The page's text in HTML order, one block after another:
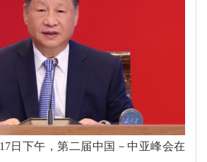
日下午，第二届中国－中亚峰会在